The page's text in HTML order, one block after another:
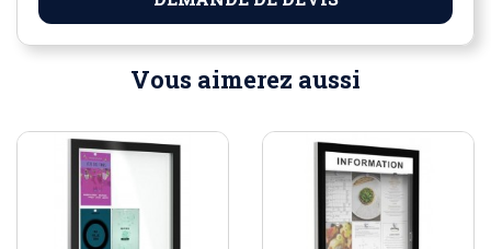
Vous aimerez aussi